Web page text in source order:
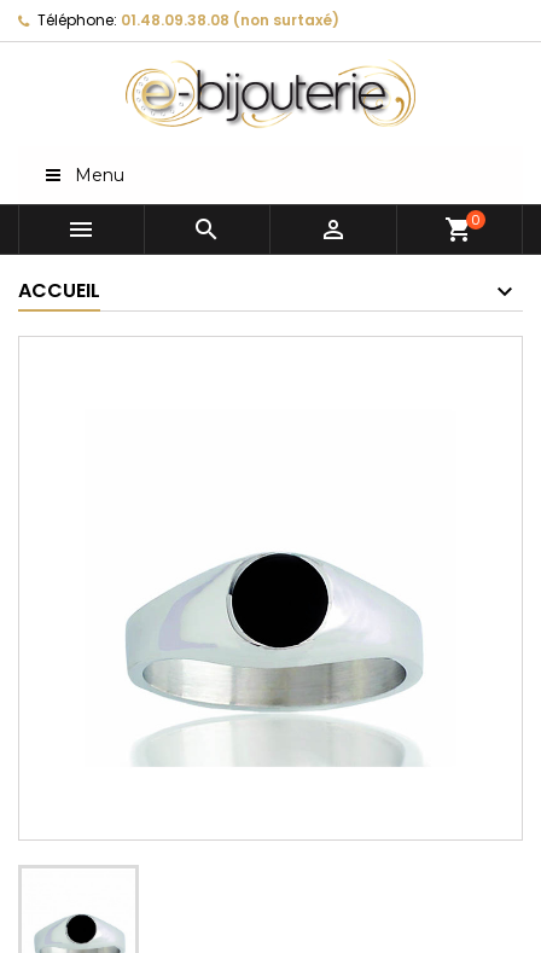
Téléphone: 01.48.09.38.08 (non surtaxé)
Menu
   shopping_cart0
ACCUEIL